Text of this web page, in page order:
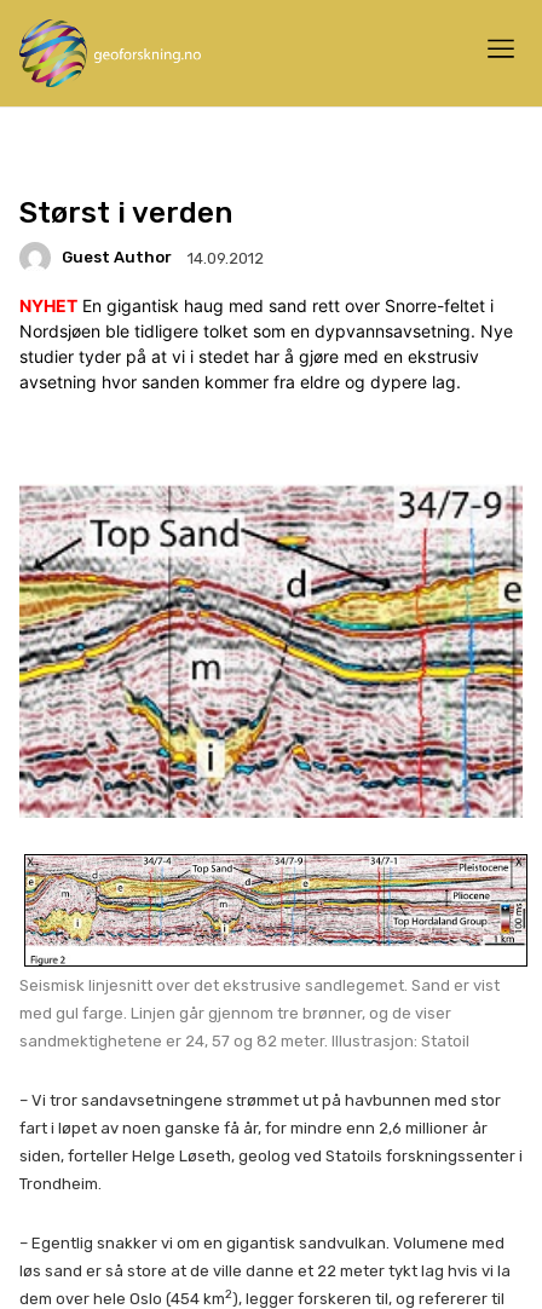
Størst i verden
Guest Author 14.09.2012
NYHET En gigantisk haug med sand rett over Snorre-feltet i
Nordsjøen ble tidligere tolket som en dypvannsavsetning. Nye
studier tyder på at vi i stedet har å gjøre med en ekstrusiv
avsetning hvor sanden kommer fra eldre og dypere lag.
Seismisk linjesnitt over det ekstrusive sandlegemet. Sand er vist
med gul farge. Linjen går gjennom tre brønner, og de viser
sandmektighetene er 24, 57 og 82 meter. Illustrasjon: Statoil
– Vi tror sandavsetningene strømmet ut på havbunnen med stor
fart i løpet av noen ganske få år, for mindre enn 2,6 millioner år
siden, forteller Helge Løseth, geolog ved Statoils forskningssenter i
Trondheim.
– Egentlig snakker vi om en gigantisk sandvulkan. Volumene med
løs sand er så store at de ville danne et 22 meter tykt lag hvis vi la
dem over hele Oslo (454 km2), legger forskeren til, og refererer til